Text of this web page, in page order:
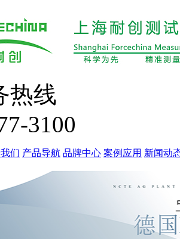
热线
3100
们 产品导航 品牌中心 案例应用 新闻动